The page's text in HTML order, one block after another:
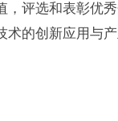
，评选和表彰优
的创新应用与产